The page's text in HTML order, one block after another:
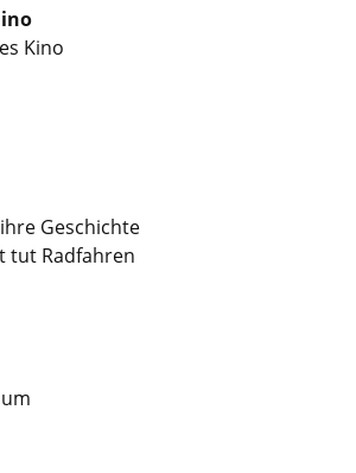
Kino
Geschichte
tut Radfahren